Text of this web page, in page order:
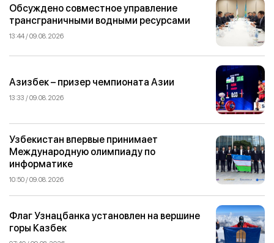
Обсуждено совместное управление
трансграничными водными ресурсами
13:44 / 09.08.2026
Азизбек – призер чемпионата Азии
13:33 / 09.08.2026
Узбекистан впервые принимает
Международную олимпиаду по
информатике
10:50 / 09.08.2026
Флаг Узнацбанка установлен на вершине
горы Казбек